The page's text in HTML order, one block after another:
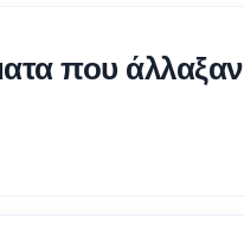
που άλλαξαν